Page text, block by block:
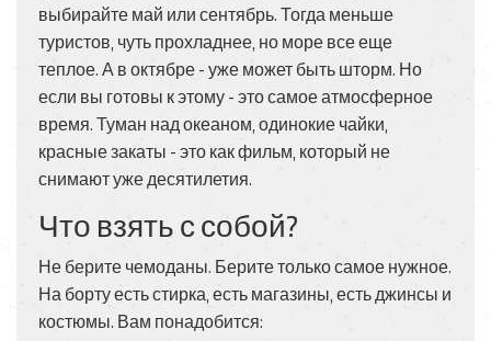
выбирайте май или сентябрь. Тогда меньше
туристов, чуть прохладнее, но море все еще
теплое. А в октябре - уже может быть шторм. Но
если вы готовы к этому - это самое атмосферное
время. Туман над океаном, одинокие чайки,
красные закаты - это как фильм, который не
снимают уже десятилетия.
Что взять с собой?
Не берите чемоданы. Берите только самое нужное.
На борту есть стирка, есть магазины, есть джинсы и
костюмы. Вам понадобится: